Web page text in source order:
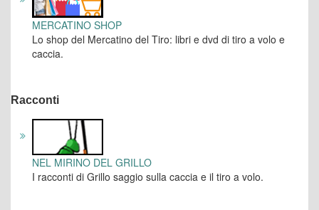
MERCATINO SHOP
Lo shop del Mercatino del Tiro: libri e dvd di tiro a volo e
caccia.
Racconti
NEL MIRINO DEL GRILLO
I racconti di Grillo saggio sulla caccia e il tiro a volo.